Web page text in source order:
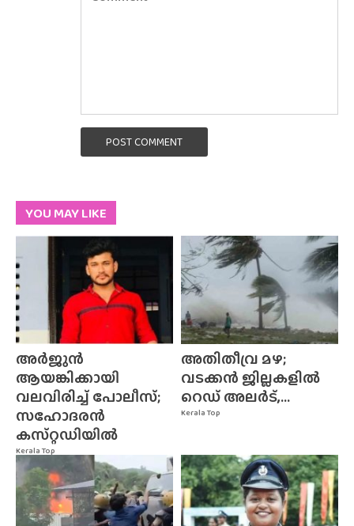
POST COMMENT
YOU MAY LIKE
Kerala Top
അർജുൻ
ആയങ്കിക്കായി
വലവിരിച്ച് പോലീസ്;
സഹോദരൻ
കസ്‌റ്റഡിയിൽ
Kerala Top
അതിതീവ്ര മഴ;
വടക്കൻ ജില്ലകളിൽ
റെഡ് അലർട്,...